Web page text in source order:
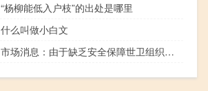
“杨柳能低入户枝”的出处是哪里
什么叫做小白文
市场消息：由于缺乏安全保障世卫组织仍然无法向加沙北部的主要医院分发燃料、基本的救生保健用品